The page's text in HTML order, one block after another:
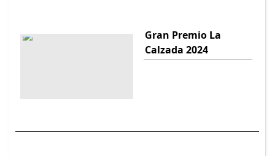
Gran Premio La
Calzada 2024